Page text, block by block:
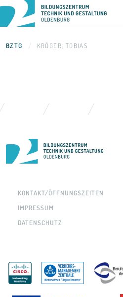
BZTG KRÖGER, TOBIAS
KONTAKT/ÖFFNUNGSZEITEN
IMPRESSUM
DATENSCHUTZ